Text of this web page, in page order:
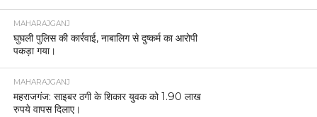
MAHARAJGANJ
घुघली पुलिस की कार्रवाई, नाबालिग से दुष्कर्म का आरोपी
पकड़ा गया।
MAHARAJGANJ
महराजगंज: साइबर ठगी के शिकार युवक को 1.90 लाख
रुपये वापस दिलाए।